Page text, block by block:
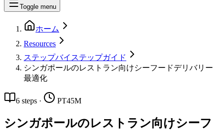
Toggle menu
ホーム
Resources
ステップバイステップガイド
シンガポールのレストラン向けシーフードデリバリー
最適化
6 steps · PT45M
シンガポールのレストラン向けシーフ